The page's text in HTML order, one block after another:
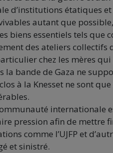
d’institutions étatiques
autant que
biens essentiels tels que
des ateliers collectifs
chez les mères
la bande de Gaza ne
à la Knesset ne sont
internationale
pression afin de mettre
comme l’UJFP et
et sinistré.